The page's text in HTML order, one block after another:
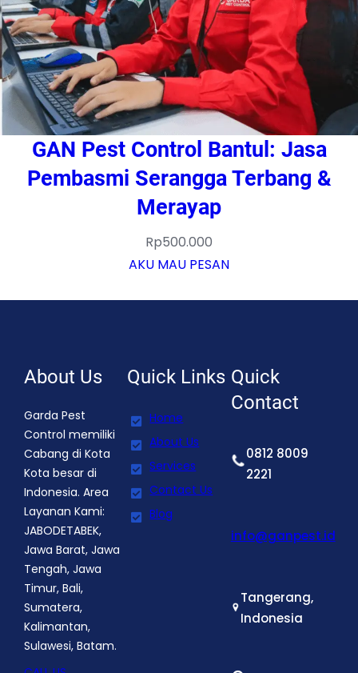
GAN Pest Control Bantul: Jasa
Pembasmi Serangga Terbang &
Merayap
Rp500.000
AKU MAU PESAN
About Us
Garda Pest
Control memiliki
Cabang di Kota
Kota besar di
Indonesia. Area
Layanan Kami:
JABODETABEK,
Jawa Barat, Jawa
Tengah, Jawa
Timur, Bali,
Sumatera,
Kalimantan,
Sulawesi, Batam.
Quick Links
Home
About Us
Services
Contact Us
Blog
Quick
Contact
0812 8009
2221
info@ganpest.id
Tangerang,
Indonesia